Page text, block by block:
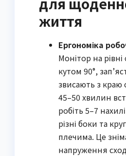
життя
Ергономіка
Монітор на рівні
кутом 90°,
звисають з краю
45–50 хвилин
робіть 5–7
різні боки та
плечима. Це
напруження